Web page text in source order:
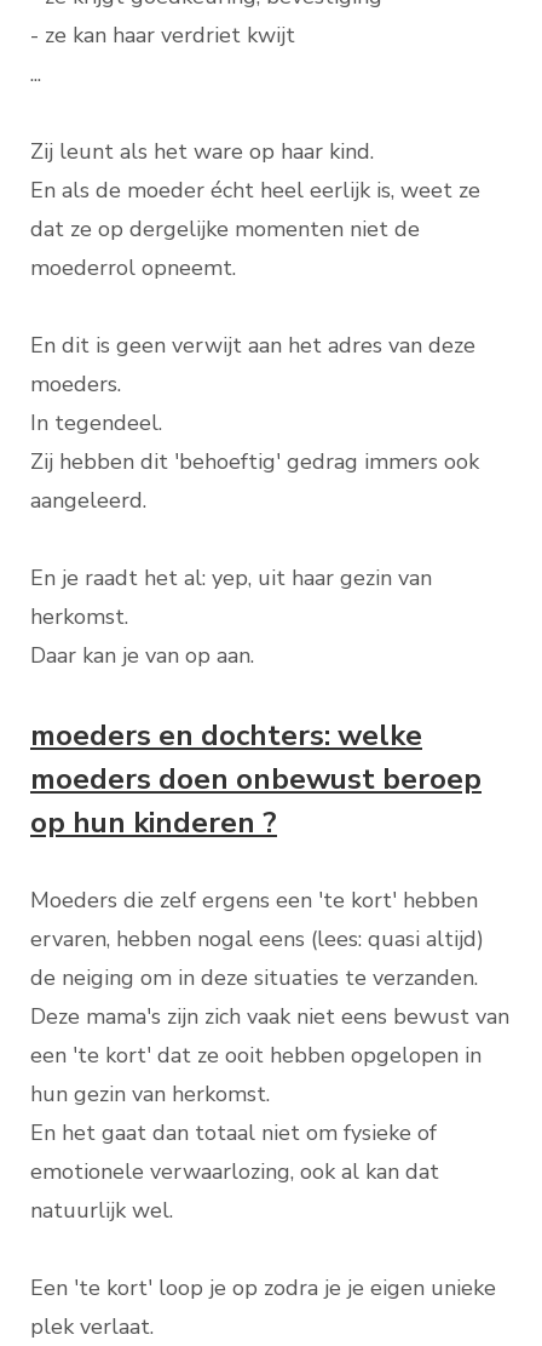
- ze kan haar verdriet kwijt
...
Zij leunt als het ware op haar kind.
En als de moeder écht heel eerlijk is, weet ze
dat ze op dergelijke momenten niet de
moederrol opneemt.
En dit is geen verwijt aan het adres van deze
moeders.
In tegendeel.
Zij hebben dit 'behoeftig' gedrag immers ook
aangeleerd.
En je raadt het al: yep, uit haar gezin van
herkomst.
Daar kan je van op aan.
moeders en dochters: welke
moeders doen onbewust beroep
op hun kinderen ?
Moeders die zelf ergens een 'te kort' hebben
ervaren, hebben nogal eens (lees: quasi altijd)
de neiging om in deze situaties te verzanden.
Deze mama's zijn zich vaak niet eens bewust van
een 'te kort' dat ze ooit hebben opgelopen in
hun gezin van herkomst.
En het gaat dan totaal niet om fysieke of
emotionele verwaarlozing, ook al kan dat
natuurlijk wel.
Een 'te kort' loop je op zodra je je eigen unieke
plek verlaat.